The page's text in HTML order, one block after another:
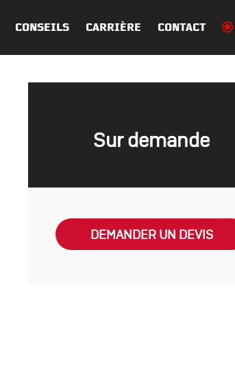
CONSEILS CARRIÈRE CONTACT
Sur demande
DEMANDER UN DEVIS